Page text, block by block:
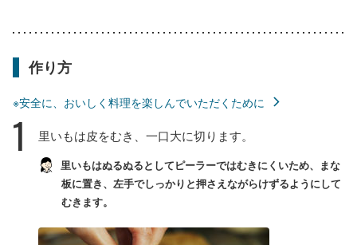
作り方
※安全に、おいしく料理を楽しんでいただくために
1 里いもは皮をむき、一口大に切ります。
里いもはぬるぬるとしてピーラーではむきにくいため、まな
板に置き、左手でしっかりと押さえながらけずるようにして
むきます。